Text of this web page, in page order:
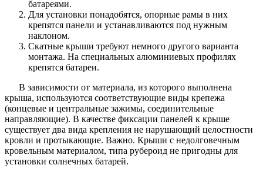
батареями.
Для установки понадобятся, опорные рамы в них
крепятся панели и устанавливаются под нужным
наклоном.
Скатные крыши требуют немного другого варианта
монтажа. На специальных алюминиевых профилях
крепятся батареи.
В зависимости от материала, из которого выполнена
крыша, используются соответствующие виды крепежа
(концевые и центральные зажимы, соединительные
направляющие). В качестве фиксации панелей к крыше
существует два вида крепления не нарушающий целостности
кровли и протыкающие. Важно. Крыши с недолговечным
кровельным материалом, типа рубероид не пригодны для
установки солнечных батарей.